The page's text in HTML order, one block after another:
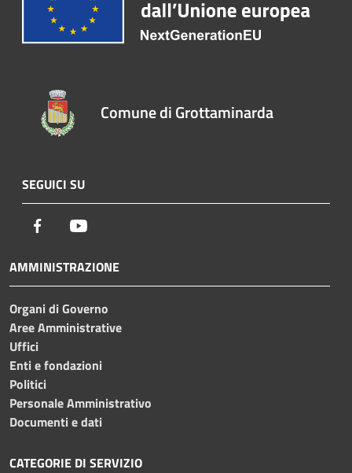
Comune di Grottaminarda
SEGUICI SU
Facebook
AMMINISTRAZIONE
Organi di Governo
Aree Amministrative
Uffici
Enti e fondazioni
Politici
Personale Amministrativo
Documenti e dati
CATEGORIE DI SERVIZIO